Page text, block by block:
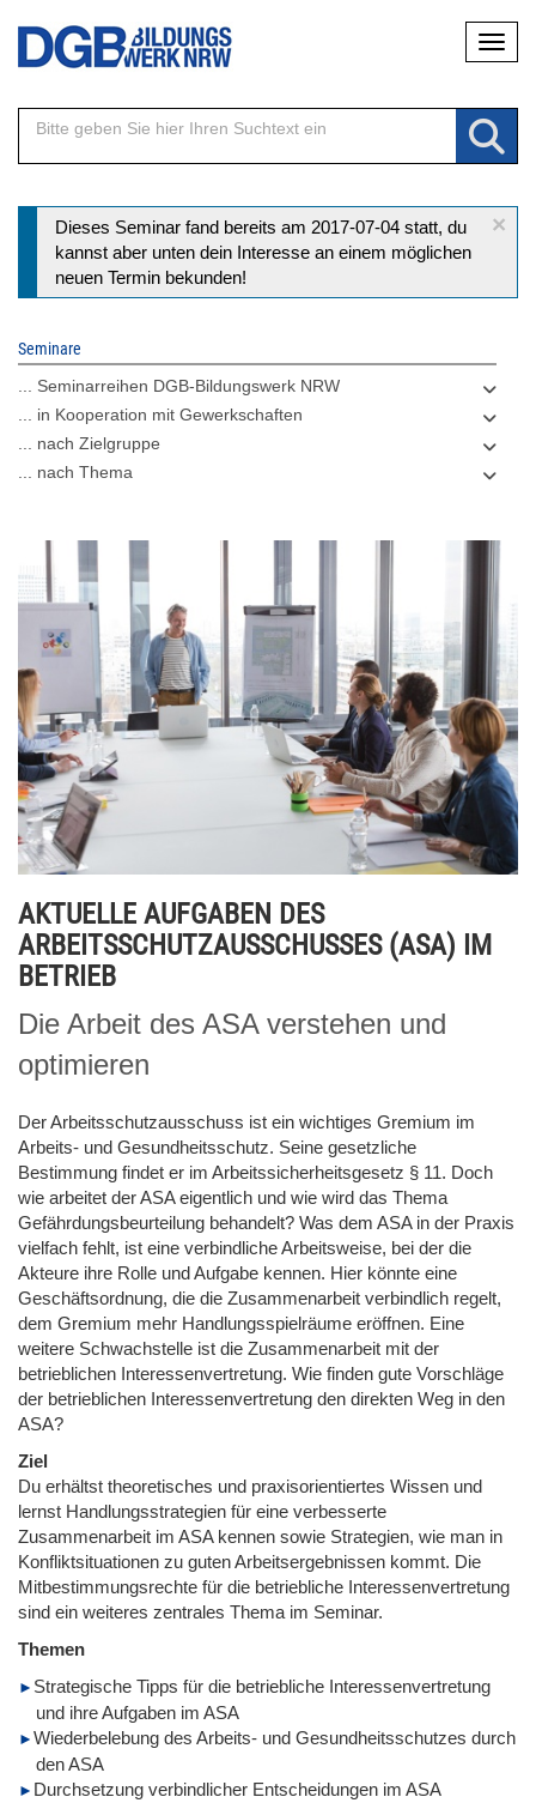
Direkt
Inhalt
×
Statusmeldung
Dieses Seminar fand bereits am 2017-07-04 statt, du
kannst aber unten dein Interesse an einem möglichen
neuen Termin bekunden!
Seminare
... Seminarreihen DGB-Bildungswerk NRW
... in Kooperation mit Gewerkschaften
... nach Zielgruppe
... nach Thema
AKTUELLE AUFGABEN DES
ARBEITSSCHUTZAUSSCHUSSES (ASA) IM
BETRIEB
Die Arbeit des ASA verstehen und
optimieren
Der Arbeitsschutzausschuss ist ein wichtiges Gremium im
Arbeits- und Gesundheitsschutz. Seine gesetzliche
Bestimmung findet er im Arbeitssicherheitsgesetz § 11. Doch
wie arbeitet der ASA eigentlich und wie wird das Thema
Gefährdungsbeurteilung behandelt? Was dem ASA in der Praxis
vielfach fehlt, ist eine verbindliche Arbeitsweise, bei der die
Akteure ihre Rolle und Aufgabe kennen. Hier könnte eine
Geschäftsordnung, die die Zusammenarbeit verbindlich regelt,
dem Gremium mehr Handlungsspielräume eröffnen. Eine
weitere Schwachstelle ist die Zusammenarbeit mit der
betrieblichen Interessenvertretung. Wie finden gute Vorschläge
der betrieblichen Interessenvertretung den direkten Weg in den
ASA?
Ziel
Du erhältst theoretisches und praxisorientiertes Wissen und
lernst Handlungsstrategien für eine verbesserte
Zusammenarbeit im ASA kennen sowie Strategien, wie man in
Konfliktsituationen zu guten Arbeitsergebnissen kommt. Die
Mitbestimmungsrechte für die betriebliche Interessenvertretung
sind ein weiteres zentrales Thema im Seminar.
Themen
Strategische Tipps für die betriebliche Interessenvertretung
und ihre Aufgaben im ASA
Wiederbelebung des Arbeits- und Gesundheitsschutzes durch
den ASA
Durchsetzung verbindlicher Entscheidungen im ASA